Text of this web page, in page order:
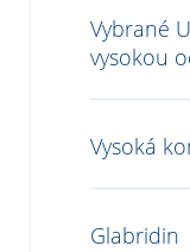
Vybrané
vysokou
Vysoká
Glabridin